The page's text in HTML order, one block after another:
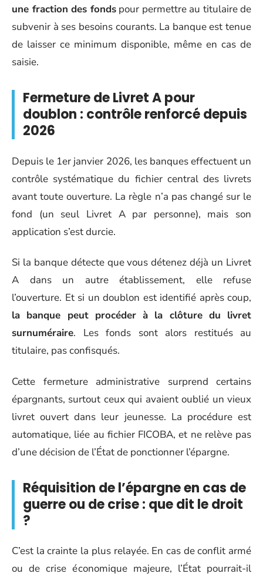
une fraction des fondspour permettre au titulaire de
subvenir à ses besoins courants. La banque est tenue
de laisser ce minimum disponible, même en cas de
saisie.
Fermeture de Livret A pour
doublon : contrôle renforcé depuis
2026
Depuis le 1er janvier 2026, les banques effectuent un
contrôle systématique du fichier central des livrets
avant toute ouverture. La règle n’a pas changé sur le
fond (un seul Livret A par personne), mais son
application s’est durcie.
Si la banque détecte que vous détenez déjà un Livret
A dans un autre établissement, elle refuse
l’ouverture. Et si un doublon est identifié après coup,
la banque peut procéder à la clôture du livret
surnuméraire. Les fonds sont alors restitués au
titulaire, pas confisqués.
Cette fermeture administrative surprend certains
épargnants, surtout ceux qui avaient oublié un vieux
livret ouvert dans leur jeunesse. La procédure est
automatique, liée au fichier FICOBA, et ne relève pas
d’une décision de l’État de ponctionner l’épargne.
Réquisition de l’épargne en cas de
guerre ou de crise : que dit le droit
?
C’est la crainte la plus relayée. En cas de conflit armé
ou de crise économique majeure, l’État pourrait-il